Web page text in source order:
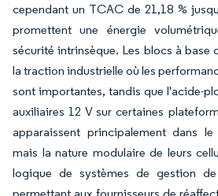
cependant un TCAC de 21,18 %
promettent une énergie
sécurité intrinsèque. Les blocs à base
la traction industrielle où les
sont importantes, tandis que l'acide-
auxiliaires 12 V sur certaines
apparaissent principalement dans
mais la nature modulaire de leurs
logique de systèmes de gestion